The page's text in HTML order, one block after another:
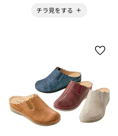
チラ見をする